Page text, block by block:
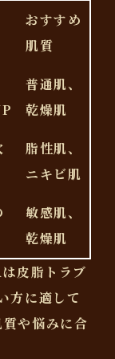
おすすめ
肌質
普通肌、
乾燥肌
脂性肌、
ニキビ肌
敏感肌、
乾燥肌
皮脂トラブ
方に適して
や悩みに合